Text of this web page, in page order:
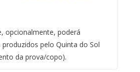
opcionalmente, poderá
pelo Quinta do Sol
da prova/copo).